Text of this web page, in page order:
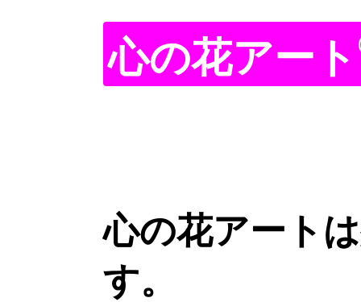
心の花アート
心の花アート
す。